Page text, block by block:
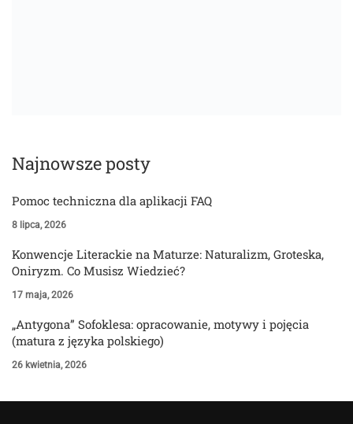
Najnowsze posty
Pomoc techniczna dla aplikacji FAQ
8 lipca, 2026
Konwencje Literackie na Maturze: Naturalizm, Groteska,
Oniryzm. Co Musisz Wiedzieć?
17 maja, 2026
„Antygona” Sofoklesa: opracowanie, motywy i pojęcia
(matura z języka polskiego)
26 kwietnia, 2026